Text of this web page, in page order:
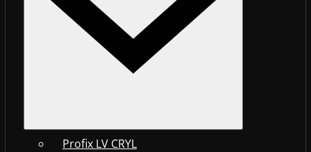
Profix LV CRYL